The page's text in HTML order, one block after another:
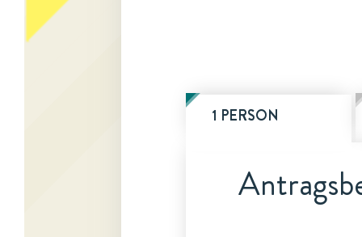
1 PERSON